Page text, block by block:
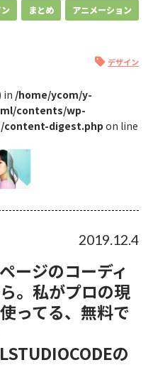
まとめ アニメーション
デザイン
in /home/ycom/y-
contents/wp-
content-digest.php on line
2019.12.4
ージのコーディ
。私がプロの現
ってる、無料で
の